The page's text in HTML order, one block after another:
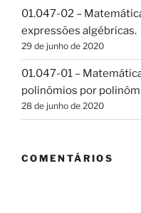
01.047-02 –
expressões algébricas.
29 de junho de 2020
01.047-01 –
polinômios por
28 de junho de 2020
COMENTÁRIOS